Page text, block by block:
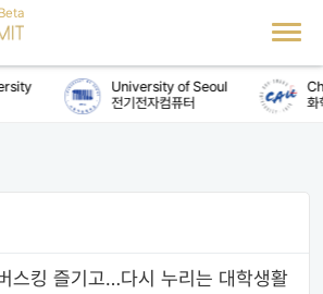
University of Seoul
전기전자컴퓨터
화
스킹 즐기고…다시 누리는 대학생활